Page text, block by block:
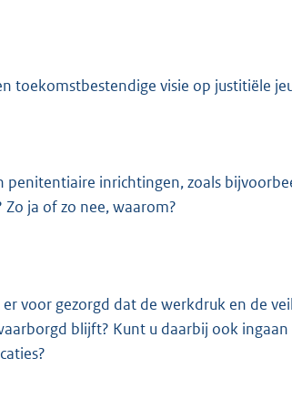
toekomstbestendige visie op justitiële
penitentiaire inrichtingen, zoals
ja of zo nee, waarom?
voor gezorgd dat de werkdruk en de
blijft? Kunt u daarbij ook